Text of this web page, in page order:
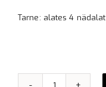
Tarne: alates 4 nädalat